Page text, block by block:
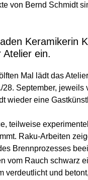
von Bernd Schmidt
Keramikerin
Atelier ein.
Mal lädt das
28. September,
wieder eine
teilweise
Raku-Arbeiten
Brennprozesses
vom Rauch schwarz
verdeutlicht und